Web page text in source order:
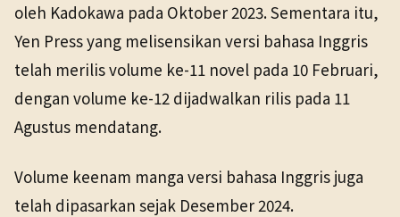
oleh Kadokawa pada Oktober 2023. Sementara itu,
Yen Press yang melisensikan versi bahasa Inggris
telah merilis volume ke-11 novel pada 10 Februari,
dengan volume ke-12 dijadwalkan rilis pada 11
Agustus mendatang.
Volume keenam manga versi bahasa Inggris juga
telah dipasarkan sejak Desember 2024.